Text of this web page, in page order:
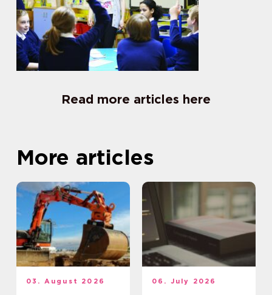
Read more articles here
More articles
03. August 2026 06. July 2026